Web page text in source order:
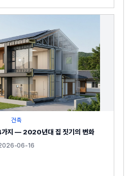
건축
가지 — 2020년대 집 짓기의 변화
06-16